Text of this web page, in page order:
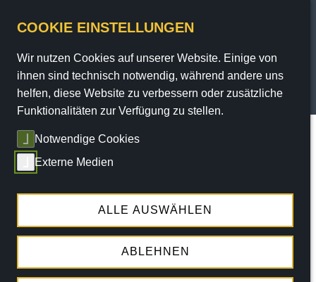
PROGRAMM
TICKETS
SERVICE
THEATER
ENGAGEMENT
Sie sind hier: Home / Service / Senftöpfchen-Theke
COOKIE EINSTELLUNGEN
Wir nutzen Cookies auf unserer Website. Einige von
ihnen sind technisch notwendig, während andere uns
helfen, diese Website zu verbessern oder zusätzliche
Funktionalitäten zur Verfügung zu stellen.
Notwendige Cookies
Externe Medien
ALLE AUSWÄHLEN
ABLEHNEN